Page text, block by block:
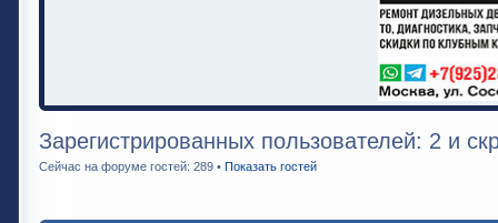
Зарегистрированных пользователей: 2 и
Сейчас на форуме гостей: 289 • Показать гостей